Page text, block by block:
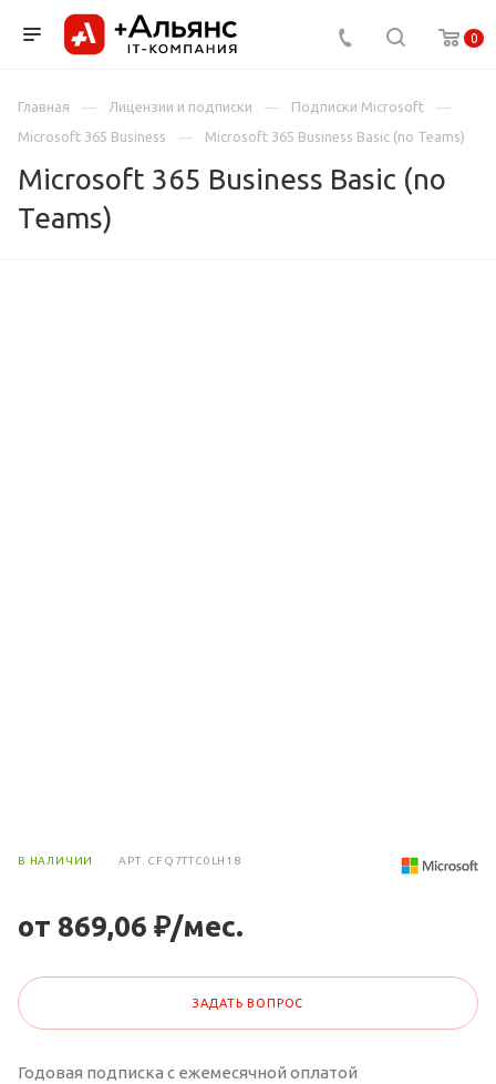
0
Главная Лицензии и подписки
Подписки Microsoft
Microsoft 365 Business
Microsoft 365 Business Basic (no Teams)
Microsoft 365 Business Basic (no
Teams)
В НАЛИЧИИ АРТ. CFQ7TTC0LH18
от 869,06 ₽/мес.
ЗАДАТЬ ВОПРОС
Годовая подписка с ежемесячной оплатой